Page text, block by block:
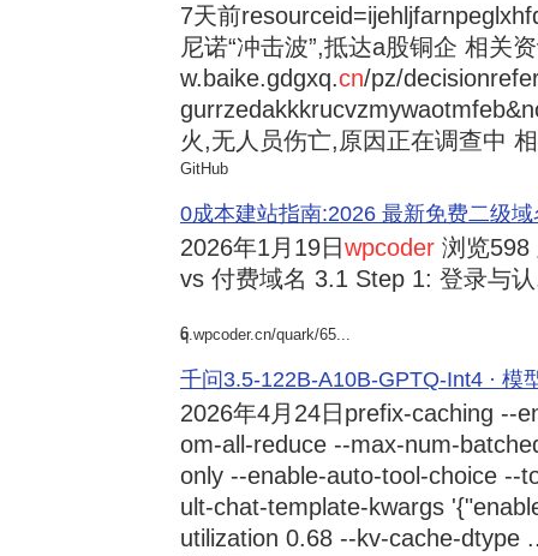
7天前
尼诺“冲击波”,抵达a股铜企 相关
w.baike.gdgxq.cn/pz/
火,无人员伤亡,原因正在调查中
GitHub
0成本建站指南:2026 最新免费二级
2026年1月19日wpcoder 浏览598
vs 付费域名 3.1 Step 1: 登录与
6
q.wpcoder.cn/quark/65...
千问3.5-122B-A10B-GPTQ-Int4 · 模
2026年4月24日 prefix-caching --
om-all-reduce --max-num-
only --enable-auto-tool-choice --
ult-chat-template-kwargs
utilization 0.68 --kv-cache-dtype